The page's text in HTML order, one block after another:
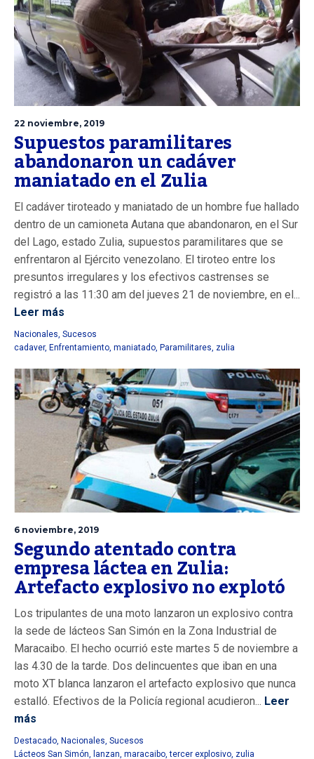
22 noviembre, 2019
Supuestos paramilitares
abandonaron un cadáver
maniatado en el Zulia
El cadáver tiroteado y maniatado de un hombre fue hallado
dentro de un camioneta Autana que abandonaron, en el Sur
del Lago, estado Zulia, supuestos paramilitares que se
enfrentaron al Ejército venezolano. El tiroteo entre los
presuntos irregulares y los efectivos castrenses se
registró a las 11:30 am del jueves 21 de noviembre, en el...
Leer más
Nacionales, Sucesos
cadaver, Enfrentamiento, maniatado, Paramilitares, zulia
6 noviembre, 2019
Segundo atentado contra
empresa láctea en Zulia:
Artefacto explosivo no explotó
Los tripulantes de una moto lanzaron un explosivo contra
la sede de lácteos San Simón en la Zona Industrial de
Maracaibo. El hecho ocurrió este martes 5 de noviembre a
las 4.30 de la tarde. Dos delincuentes que iban en una
moto XT blanca lanzaron el artefacto explosivo que nunca
estalló. Efectivos de la Policía regional acudieron... Leer
más
Destacado, Nacionales, Sucesos
Lácteos San Simón, lanzan, maracaibo,tercer explosivo, zulia